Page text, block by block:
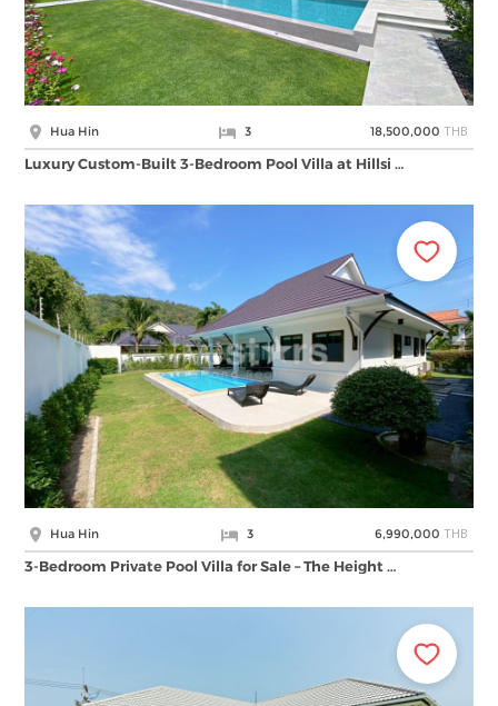
Hua Hin 3 18,500,000 THB
Luxury Custom-Built 3-Bedroom Pool Villa at Hillsi …
Hua Hin 3 6,990,000 THB
3-Bedroom Private Pool Villa for Sale – The Height …